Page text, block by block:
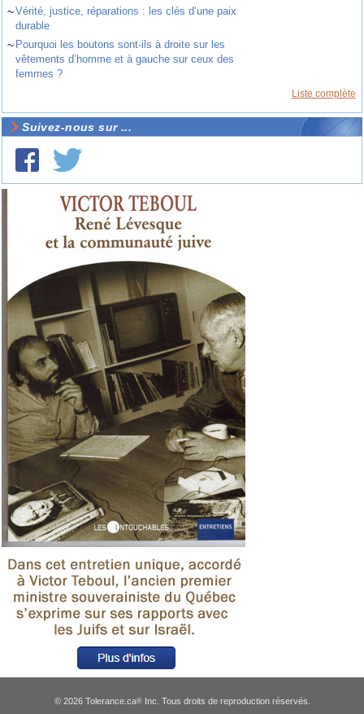
~Vérité, justice, réparations : les clés d’une paix
durable
~ Pourquoi les boutons sont-ils à droite sur les
vêtements d’homme et à gauche sur ceux des
femmes ?
Liste complète
Suivez-nous sur ...
© 2026 Tolerance.ca®Inc. Tous droits de reproduction réservés.